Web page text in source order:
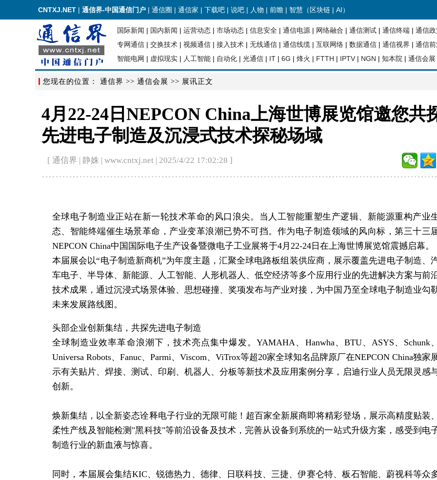
CNTXJ.NET | 通信界-中国通信门户 | 通信圈 | 通信家 | 下载吧 | 说吧 | 人物 | 前瞻 | 智慧（ 区块链 | AI）
国际新闻 | 国内新闻 | 运营动态 | 市场动态 | 信息安全 | 通信电源 | 网络融合 | 通信测试 | 通信终端 | 通信
专网通信 | 交换技术 | 视频通信 | 接入技术 | 无线通信 | 通信线缆 | 互联网络 | 数据通信 | 通信视界 | 通信
智能电网 | 虚拟现实 | 人工智能 | 自动化 | 光通信 | IT | 6G | 烽火 | FTTH | IPTV | NGN | 知本院 | 通信会展
您现在的位置： 通信界 >> 通信会展 >> 展讯正文
4月22-24日NEPCON China上海世博展览馆邀您共
先进电子制造及沉浸式技术探秘场域
[ 通信界 | 静姝 | www.cntxj.net | 2025/4/22 17:02:28 ]
全球电子制造业正站在新一轮技术革命的风口浪尖。当人工智能重塑生产逻辑、新能源重构产业
态、 智能终端催生场景革命，产业变革浪潮已势不可挡。作为电子制造领域的风向标，第三十三
NEPCON China中国国际电子生产设备暨微电子工业展将于4月22-24日在上海世博展览馆震撼启幕。
本届展会以“电子制造新商机”为年度主题，汇聚全球电路板组装供应商，展示覆盖先进电子制造、
车电子、半导体、新能源、人工智能、人形机器人、低空经济等多个应用行业的先进解决方案与前
技术成果，通过沉浸式场景体验、思想碰撞、奖项发布与产业对接，为中国乃至全球电子制造业勾
未来发展路线图。
头部企业创新集结，共探先进电子制造
全球制造业效率革命浪潮下，技术亮点集中爆发。YAMAHA、Hanwha、BTU、ASYS、Schunk、
Universa Robots、Fanuc、Parmi、Viscom、ViTrox等超20家全球知名品牌原厂在NEPCON China独家
示有关贴片、焊接、测试、印刷、机器人、分板等新技术及应用案例分享，启迪行业人员无限灵感
创新。
焕新集结，以全新姿态诠释电子行业的无限可能！超百家全新展商即将精彩登场，展示高精度贴装、
柔性产线及 智能检测"黑科技"等前沿设备及技术，完善从设备到系统的一站式升级方案，感受到电
制造行业的新血液与惊喜。
同时，本届展会集结KIC、锐德热力、德律、日联科技、三捷、伊赛仑特、板石智能、蔚视科等众